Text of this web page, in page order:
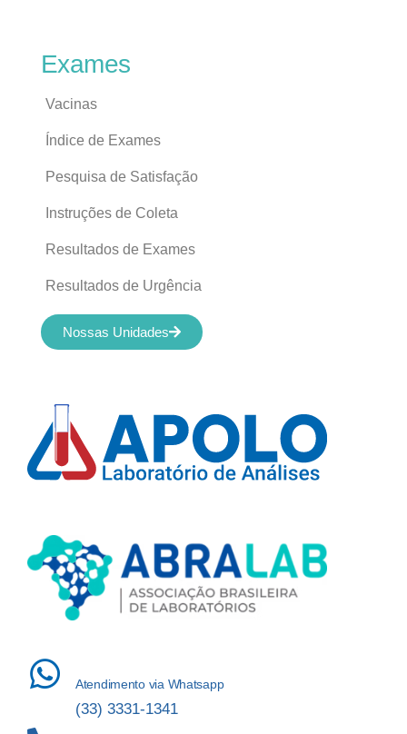
Atendimento via Whatsapp
(33) 3331-1341
Exames
Vacinas
Índice de Exames
Pesquisa de Satisfação
Instruções de Coleta
Resultados de Exames
Resultados de Urgência
Nossas Unidades